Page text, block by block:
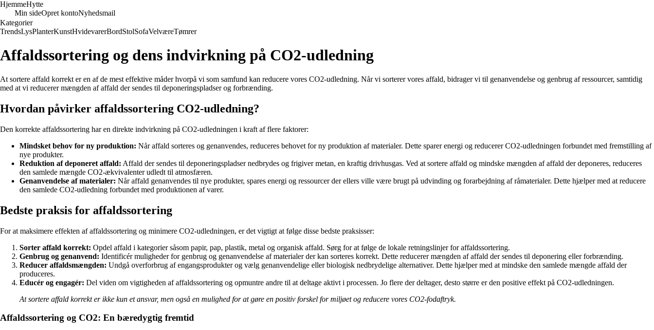
HjemmeHytte
Min sideOpret kontoNyhedsmail
Kategorier
TrendsLysPlanterKunstHvidevarerBordStolSofaVelværeTømrer
Affaldssortering og dens indvirkning på CO2-udledning
At sortere affald korrekt er en af de mest effektive måder hvorpå vi som samfund kan reducere vores CO2-udledning. Når vi sorterer vores affald, bidrager vi til genanvendelse og genbrug af ressourcer, samtidig
med at vi reducerer mængden af affald der sendes til deponeringspladser og forbrænding.
Hvordan påvirker affaldssortering CO2-udledning?
Den korrekte affaldssortering har en direkte indvirkning på CO2-udledningen i kraft af flere faktorer:
Mindsket behov for ny produktion: Når affald sorteres og genanvendes, reduceres behovet for ny produktion af materialer. Dette sparer energi og reducerer CO2-udledningen forbundet med fremstilling af
nye produkter.
Reduktion af deponeret affald: Affald der sendes til deponeringspladser nedbrydes og frigiver metan, en kraftig drivhusgas. Ved at sortere affald og mindske mængden af affald der deponeres, reduceres
den samlede mængde CO2-ækvivalenter udledt til atmosfæren.
Genanvendelse af materialer: Når affald genanvendes til nye produkter, spares energi og ressourcer der ellers ville være brugt på udvinding og forarbejdning af råmaterialer. Dette hjælper med at reducere
den samlede CO2-udledning forbundet med produktionen af varer.
Bedste praksis for affaldssortering
For at maksimere effekten af affaldssortering og minimere CO2-udledningen, er det vigtigt at følge disse bedste praksisser:
Sorter affald korrekt: Opdel affald i kategorier såsom papir, pap, plastik, metal og organisk affald. Sørg for at følge de lokale retningslinjer for affaldssortering.
Genbrug og genanvend: Identificér muligheder for genbrug og genanvendelse af materialer der kan sorteres korrekt. Dette reducerer mængden af affald der sendes til deponering eller forbrænding.
Reducer affaldsmængden: Undgå overforbrug af engangsprodukter og vælg genanvendelige eller biologisk nedbrydelige alternativer. Dette hjælper med at mindske den samlede mængde affald der
produceres.
Educér og engagér: Del viden om vigtigheden af affaldssortering og opmuntre andre til at deltage aktivt i processen. Jo flere der deltager, desto større er den positive effekt på CO2-udledningen.
At sortere affald korrekt er ikke kun et ansvar, men også en mulighed for at gøre en positiv forskel for miljøet og reducere vores CO2-fodaftryk.
Affaldssortering og CO2: En bæredygtig fremtid